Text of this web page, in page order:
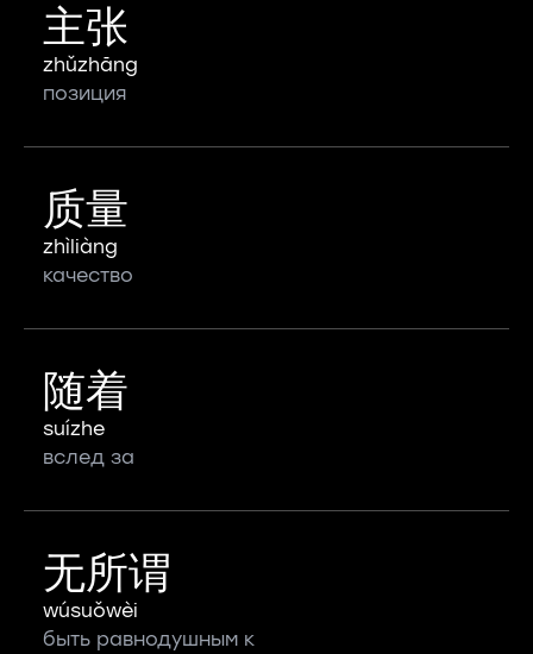
主张
zhǔzhāng
позиция
质量
zhìliàng
качество
随着
suízhe
вслед за
无所谓
wúsuǒwèi
быть равнодушным к